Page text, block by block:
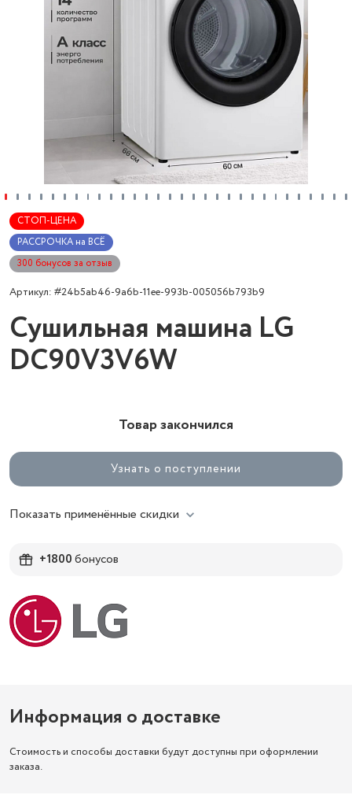
СТОП-ЦЕНА
РАССРОЧКА на ВСЁ
300 бонусов за отзыв
Артикул: #24b5ab46-9a6b-11ee-993b-005056b793b9
Сушильная машина LG
DC90V3V6W
Товар закончился
Узнать о поступлении
Показать применённые скидки
+1800бонусов
Информация о доставке
Стоимость и способы доставки будут доступны при оформлении
заказа.